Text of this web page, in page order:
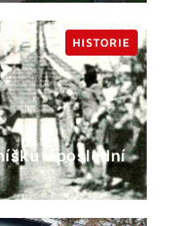
– poslední
HISTORIE